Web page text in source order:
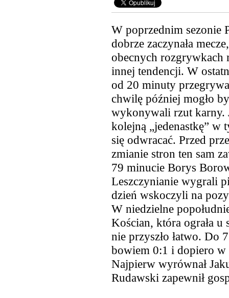
W poprzednim sezonie
dobrze zaczynała
obecnych rozgrywkach
innej tendencji. W
od 20 minuty
chwilę później mogło
wykonywali rzut karny.
kolejną „jedenastkę” w
się odwracać. Przed
zmianie stron ten sam
79 minucie Borys
Leszczynianie wygrali
dzień wskoczyli na
W niedzielne
Kościan, która ograła u
nie przyszło łatwo. Do
bowiem 0:1 i dopiero
Najpierw wyrównał
Rudawski zapewnił